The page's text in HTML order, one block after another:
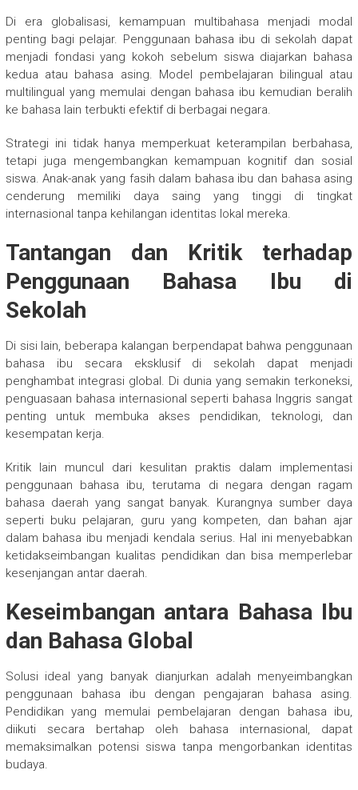
Di era globalisasi, kemampuan multibahasa menjadi modal
penting bagi pelajar. Penggunaan bahasa ibu di sekolah dapat
menjadi fondasi yang kokoh sebelum siswa diajarkan bahasa
kedua atau bahasa asing. Model pembelajaran bilingual atau
multilingual yang memulai dengan bahasa ibu kemudian beralih
ke bahasa lain terbukti efektif di berbagai negara.
Strategi ini tidak hanya memperkuat keterampilan berbahasa,
tetapi juga mengembangkan kemampuan kognitif dan sosial
siswa. Anak-anak yang fasih dalam bahasa ibu dan bahasa asing
cenderung memiliki daya saing yang tinggi di tingkat
internasional tanpa kehilangan identitas lokal mereka.
Tantangan dan Kritik terhadap
Penggunaan Bahasa Ibu di
Sekolah
Di sisi lain, beberapa kalangan berpendapat bahwa penggunaan
bahasa ibu secara eksklusif di sekolah dapat menjadi
penghambat integrasi global. Di dunia yang semakin terkoneksi,
penguasaan bahasa internasional seperti bahasa Inggris sangat
penting untuk membuka akses pendidikan, teknologi, dan
kesempatan kerja.
Kritik lain muncul dari kesulitan praktis dalam implementasi
penggunaan bahasa ibu, terutama di negara dengan ragam
bahasa daerah yang sangat banyak. Kurangnya sumber daya
seperti buku pelajaran, guru yang kompeten, dan bahan ajar
dalam bahasa ibu menjadi kendala serius. Hal ini menyebabkan
ketidakseimbangan kualitas pendidikan dan bisa memperlebar
kesenjangan antar daerah.
Keseimbangan antara Bahasa Ibu
dan Bahasa Global
Solusi ideal yang banyak dianjurkan adalah menyeimbangkan
penggunaan bahasa ibu dengan pengajaran bahasa asing.
Pendidikan yang memulai pembelajaran dengan bahasa ibu,
diikuti secara bertahap oleh bahasa internasional, dapat
memaksimalkan potensi siswa tanpa mengorbankan identitas
budaya.